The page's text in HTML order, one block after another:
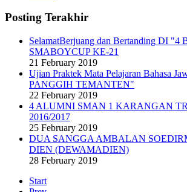
Posting Terakhir
SelamatBerjuang dan Bertanding DI "4
SMABOYCUP KE-21
21 February 2019
Ujian Praktek Mata Pelajaran Bahasa
PANGGIH TEMANTEN"
22 February 2019
4 ALUMNI SMAN 1 KARANGAN
2016/2017
25 February 2019
DUA SANGGA AMBALAN
DIEN (DEWAMADIEN)
28 February 2019
Start